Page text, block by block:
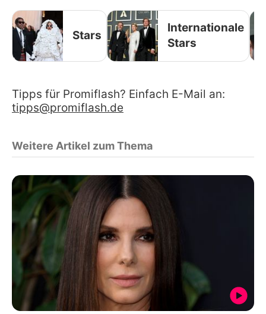
Stars
Internationale
Stars
Tipps für Promiflash? Einfach E-Mail an:
tipps@promiflash.de
Weitere Artikel zum Thema